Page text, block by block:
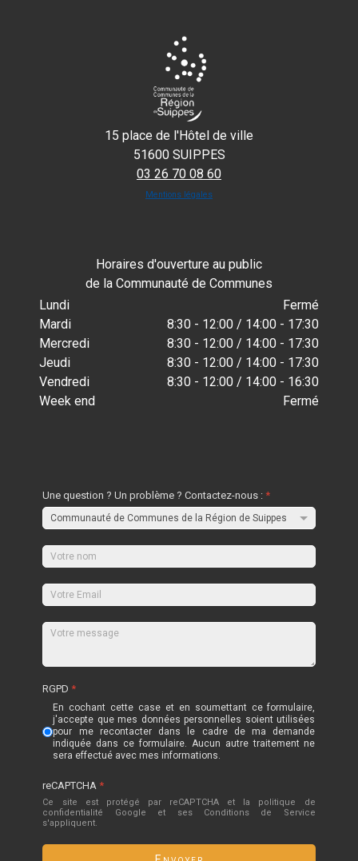
15 place de l'Hôtel de ville
51600 SUIPPES
03 26 70 08 60
Mentions légales
Horaires d'ouverture au public
de la Communauté de Communes
Lundi
Fermé
Mardi
8:30 - 12:00 / 14:00 - 17:30
Mercredi
8:30 - 12:00 / 14:00 - 17:30
Jeudi
8:30 - 12:00 / 14:00 - 17:30
Vendredi
8:30 - 12:00 / 14:00 - 16:30
Week end
Fermé
Une question ? Un problème ? Contactez-nous :*
RGPD*
En cochant cette case et en soumettant ce formulaire,
j'accepte que mes données personnelles soient utilisées
pour me recontacter dans le cadre de ma demande
indiquée dans ce formulaire. Aucun autre traitement ne
sera effectué avec mes informations.
reCAPTCHA*
Ce site est protégé par reCAPTCHA et la politique de
confidentialité Google et
ses Conditions de Service
s'appliquent.